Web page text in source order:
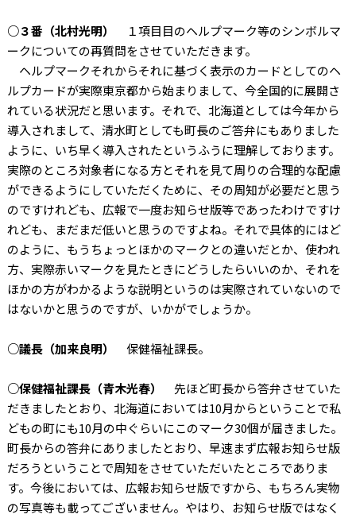
○３番（北村光明）
１項目目のヘルプマーク等のシンボルマ
ークについての再質問をさせていただきます。
ヘルプマークそれからそれに基づく表示のカードとしてのヘ
ルプカードが実際東京都から始まりまして、今全国的に展開さ
れている状況だと思います。それで、北海道としては今年から
導入されまして、清水町としても町長のご答弁にもありました
ように、いち早く導入されたというふうに理解しております。
実際のところ対象者になる方とそれを見て周りの合理的な配慮
ができるようにしていただくために、その周知が必要だと思う
のですけれども、広報で一度お知らせ版等であったわけですけ
れども、まだまだ低いと思うのですよね。それで具体的にはど
のように、もうちょっとほかのマークとの違いだとか、使われ
方、実際赤いマークを見たときにどうしたらいいのか、それを
ほかの方がわかるような説明というのは実際されていないので
はないかと思うのですが、いかがでしょうか。
○議長（加来良明） 保健福祉課長。
○保健福祉課長（青木光春）
先ほど町長から答弁させていた
だきましたとおり、北海道においては10月からということで私
どもの町にも10月の中ぐらいにこのマーク30個が届きました。
町長からの答弁にありましたとおり、早速まず広報お知らせ版
だろうということで周知をさせていただいたところでありま
す。今後においては、広報お知らせ版ですから、もちろん実物
の写真等も載ってございません。やはり、お知らせ版ではなく